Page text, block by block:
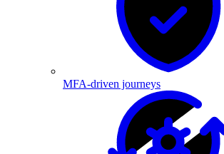
MFA-driven journeys